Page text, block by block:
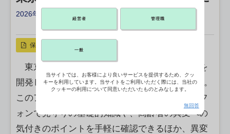
2026年02月16日 11:40
保存
東京都は、高齢者の見守り活動の支援アプリを
開発し、3月に本稼働する予定だと明らかにした。
このアプリでは、見守りサポーターがスマートフ
ォンで見守りの基礎的知識や、高齢者の異変への
気付きのポイントを手軽に確認できるほか、異変
経営者 管理職
一般
当サイトでは、お客様により良いサービスを提供するため、クッ
キーを利用しています。当サイトをご利用いただく際には、当社の
クッキーの利用について同意いただいたものとみなします。
無回答